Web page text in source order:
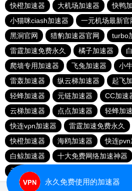
快橙加速器
大机场加速器
快鸭
小猫咪ciash加速器
一元机场最新官
黑洞官网
猎豹加速器官网 turbo
雷霆加速免费永久
橘子加速器
爬墙专用加速器
飞兔加速器 小
雷轰加速器
纵云梯加速器 起飞
轻蜂加速器
元链加速器 CC加速
云梯加速器
点点加速器 轻蜂加
快连vρn加速器
雷霆加速免费永久
快橙加速器
海鸥加速器 快连pvn
白鲸加速器
十大免费网络加速神器
元链加速器
永久免费使用的加速器